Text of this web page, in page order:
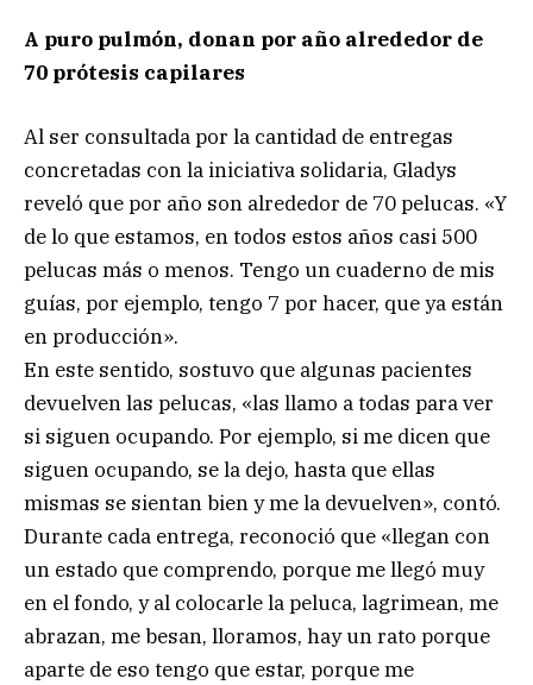
A puro pulmón, donan por año alrededor de
70 prótesis capilares
Al ser consultada por la cantidad de entregas
concretadas con la iniciativa solidaria, Gladys
reveló que por año son alrededor de 70 pelucas. «Y
de lo que estamos, en todos estos años casi 500
pelucas más o menos. Tengo un cuaderno de mis
guías, por ejemplo, tengo 7 por hacer, que ya están
en producción».
En este sentido, sostuvo que algunas pacientes
devuelven las pelucas, «las llamo a todas para ver
si siguen ocupando. Por ejemplo, si me dicen que
siguen ocupando, se la dejo, hasta que ellas
mismas se sientan bien y me la devuelven», contó.
Durante cada entrega, reconoció que «llegan con
un estado que comprendo, porque me llegó muy
en el fondo, y al colocarle la peluca, lagrimean, me
abrazan, me besan, lloramos, hay un rato porque
aparte de eso tengo que estar, porque me